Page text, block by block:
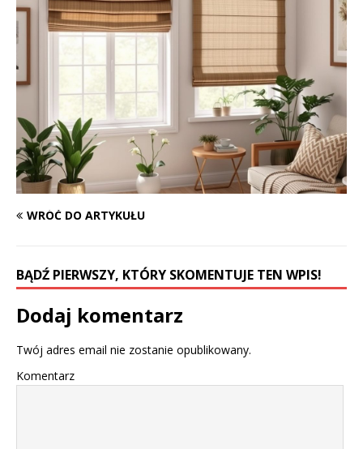
WRÓĆ DO ARTYKUŁU
BĄDŹ PIERWSZY, KTÓRY SKOMENTUJE TEN WPIS!
Dodaj komentarz
Twój adres email nie zostanie opublikowany.
Komentarz